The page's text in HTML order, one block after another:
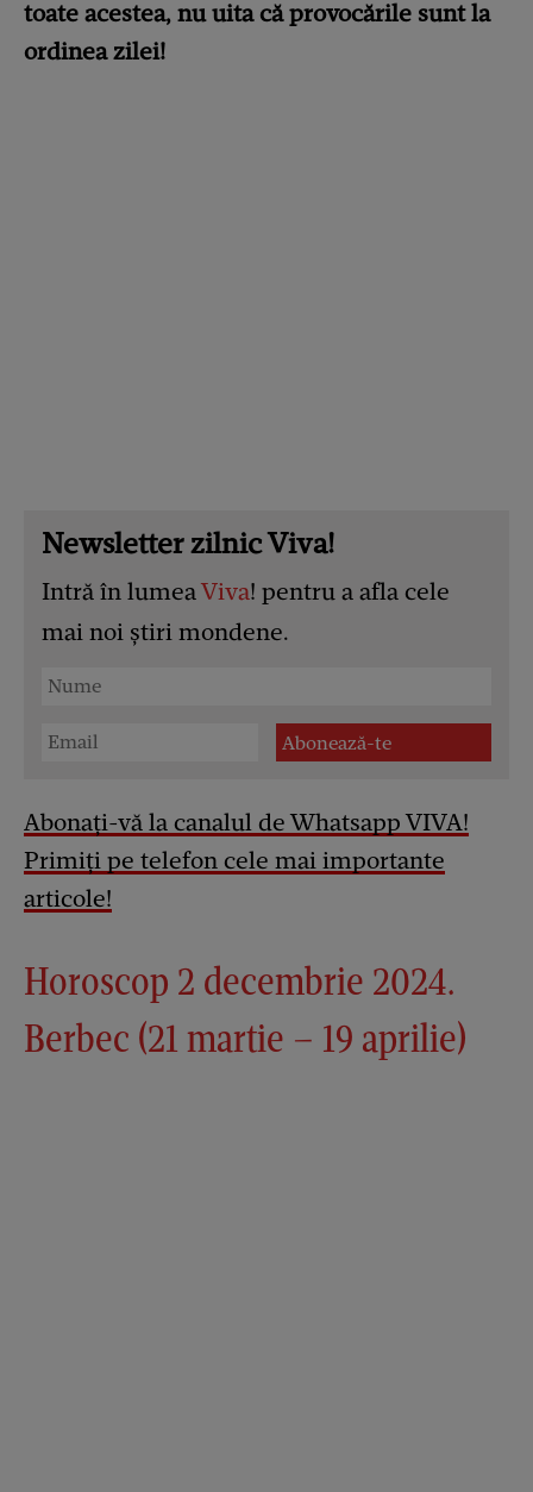
toate acestea, nu uita că provocările sunt la
ordinea zilei!
Newsletter zilnic Viva!
Intră în lumeaViva! pentru a afla cele
mai noi știri mondene.
Abonați-vă la canalul de Whatsapp VIVA!
Primiți pe telefon cele mai importante
articole!
Horoscop 2 decembrie 2024.
Berbec (21 martie – 19 aprilie)